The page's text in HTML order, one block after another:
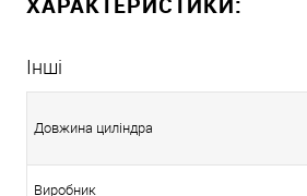
Інші
Довжина циліндра
Виробник